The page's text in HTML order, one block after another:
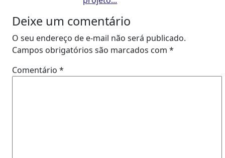
Deixe um comentário
O seu endereço de e-mail não será publicado.
Campos obrigatórios são marcados com *
Comentário *